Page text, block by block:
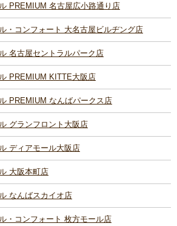
PREMIUM 名古屋広小路通り店
・コンフォート 大名古屋ビルヂング店
名古屋セントラルパーク店
PREMIUM KITTE大阪店
PREMIUM なんばパークス店
グランフロント大阪店
ディアモール大阪店
大阪本町店
なんばスカイオ店
・コンフォート 枚方モール店